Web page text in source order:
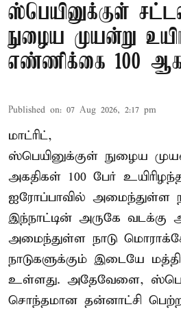
ஸ்பெயினுக்குள்
நுழைய முயன்று
எண்ணிக்கை 100 ஆக
Published on: 07 Aug 2026, 2:17 pm
மாட்ரிட்,
ஸ்பெயினுக்குள் நுழைய
அகதிகள் 100 பேர்
ஐரோப்பாவில் அமைந்துள்ள
இந்நாட்டின் அருகே வடக்கு
அமைந்துள்ள நாடு
நாடுகளுக்கும் இடையே
உள்ளது. அதேவேளை,
சொந்தமான தன்னாட்சி பெற்ற